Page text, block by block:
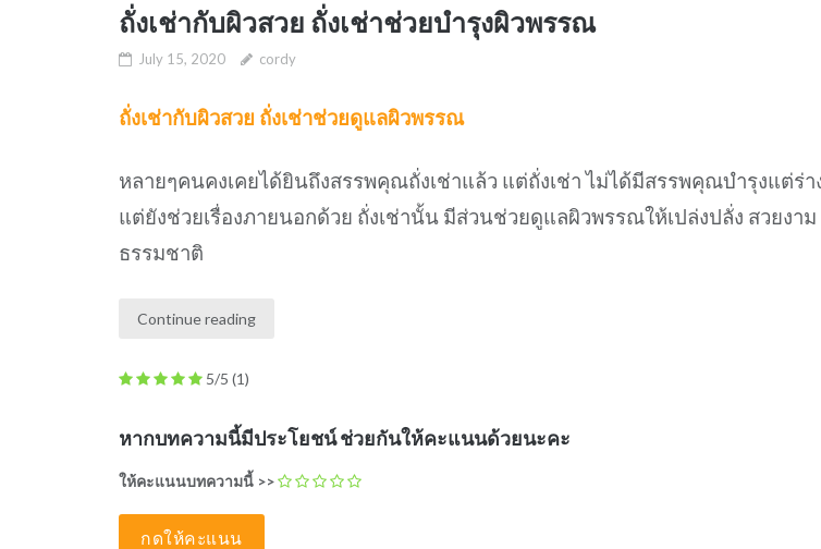
ถั่งเช่ากับผิวสวย ถั่งเช่าช่วยบำรุงผิวพรรณ
July 15, 2020 cordy
ถั่งเช่ากับผิวสวย ถั่งเช่าช่วยดูแลผิวพรรณ
หลายๆคนคงเคยได้ยินถึงสรรพคุณถั่งเช่าแล้ว แต่ถั่งเช่า ไม่ได้มีสรรพคุณบำรุงแต่ร่
แต่ยังช่วยเรื่องภายนอกด้วย ถั่งเช่านั้น มีส่วนช่วยดูแลผิวพรรณให้เปล่งปลั่ง สวยงา
ธรรมชาติ
Continue reading
5/5 (1)
หากบทความนี้มีประโยชน์ ช่วยกันให้คะแนนด้วยนะคะ
ให้คะแนนบทความนี้ >>